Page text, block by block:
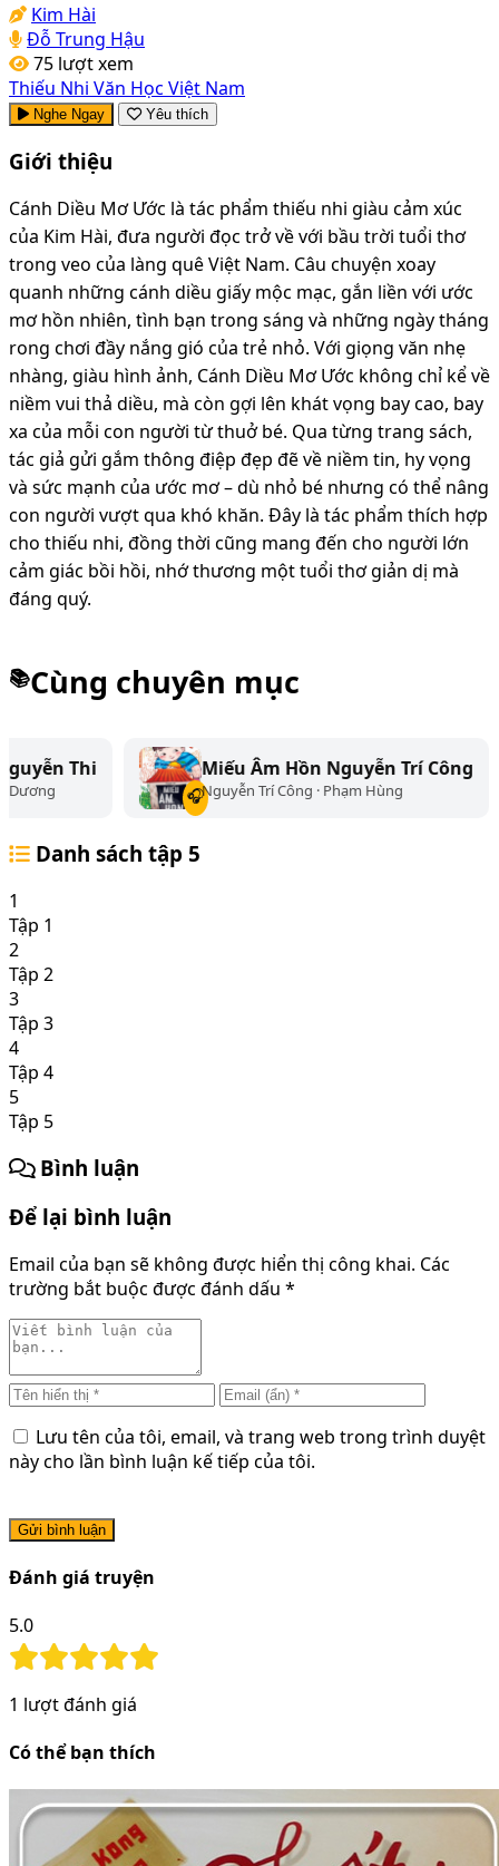
Kim Hài
Đỗ Trung Hậu
75 lượt xem
Thiếu Nhi Văn Học Việt Nam
Nghe Ngay Yêu thích
Giới thiệu
Cánh Diều Mơ Ước là tác phẩm thiếu nhi giàu cảm xúc
của Kim Hài, đưa người đọc trở về với bầu trời tuổi thơ
trong veo của làng quê Việt Nam. Câu chuyện xoay
quanh những cánh diều giấy mộc mạc, gắn liền với ước
mơ hồn nhiên, tình bạn trong sáng và những ngày tháng
rong chơi đầy nắng gió của trẻ nhỏ. Với giọng văn nhẹ
nhàng, giàu hình ảnh, Cánh Diều Mơ Ước không chỉ kể về
niềm vui thả diều, mà còn gợi lên khát vọng bay cao, bay
xa của mỗi con người từ thuở bé. Qua từng trang sách,
tác giả gửi gắm thông điệp đẹp đẽ về niềm tin, hy vọng
và sức mạnh của ước mơ – dù nhỏ bé nhưng có thể nâng
con người vượt qua khó khăn. Đây là tác phẩm thích hợp
cho thiếu nhi, đồng thời cũng mang đến cho người lớn
cảm giác bồi hồi, nhớ thương một tuổi thơ giản dị mà
đáng quý.
📚Cùng chuyên mục
Miếu Âm Hồn Nguyễn Trí Công
Nguyễn Trí Công · Phạm Hùng
Mối
Danh sách tập 5
1
Tập 1
2
Tập 2
3
Tập 3
4
Tập 4
5
Tập 5
Bình luận
Để lại bình luận
Email của bạn sẽ không được hiển thị công khai. Các
trường bắt buộc được đánh dấu *
Lưu tên của tôi, email, và trang web trong trình duyệt
này cho lần bình luận kế tiếp của tôi.
Gửi bình luận
Đánh giá truyện
5.0
1 lượt đánh giá
Có thể bạn thích